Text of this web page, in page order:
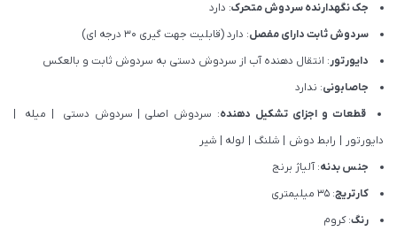
جک نگهدارنده سردوش متحرک: دارد
سردوش ثابت دارای مفصل: دارد (قابلیت جهت گیری 30 درجه ای)
دایورتور: انتقال دهنده آب از سردوش دستی به سردوش ثابت و بالعکس
جاصابونی: ندارد
قطعات و اجزای تشکیل دهنده: سردوش اصلی سردوش دستی میله
دایورتور
رابط دوش شلنگ لوله
شیر
جنس بدنه: آلیاژ برنج
کارتریج: 35 میلیمتری
رنگ: کروم